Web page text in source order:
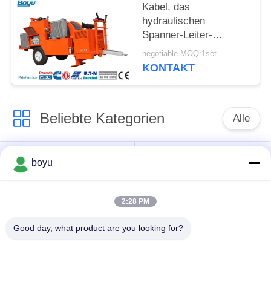
Kabel, das
hydraulischen
Spanner-Leiter-
Stringing Equipment
Hydraulic-Kabel-
negotiable MOQ:1set
KONTAKT
Beliebte Kategorien Alle
Übertragungsleitung,
die Ausrüstung
Spannung, die
Gegendrehdrahtseil
boyu
2:28 PM
Good day, what product are you looking for?